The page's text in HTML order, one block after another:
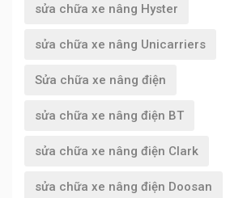
sửa chữa xe nâng Hyster
sửa chữa xe nâng Unicarriers
Sửa chữa xe nâng điện
sửa chữa xe nâng điện BT
sửa chữa xe nâng điện Clark
sửa chữa xe nâng điện Doosan